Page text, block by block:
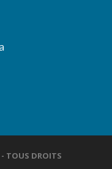
TOUS DROITS